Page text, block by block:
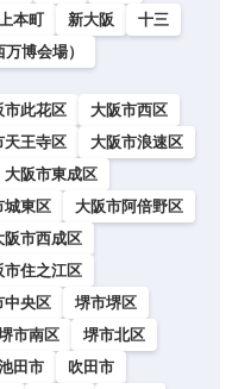
本町 新大阪
十三
博会場）
市此花区
大阪市西区
天王寺区
大阪市浪速区
大阪市東成区
城東区
大阪市阿倍野区
阪市西成区
市住之江区
中央区
堺市堺区
市南区
堺市北区
田市
吹田市